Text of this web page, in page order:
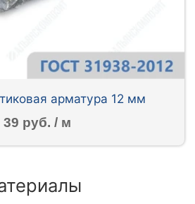
арматура 12 мм
39 руб. / м